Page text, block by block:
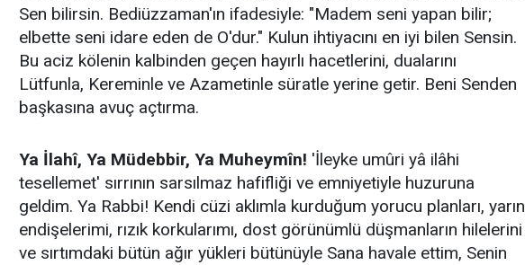
Sen bilirsin. Bediüzzaman'ın ifadesiyle: "Madem seni yapan bilir;
elbette seni idare eden de O'dur." Kulun ihtiyacını en iyi bilen Sensin.
Bu aciz kölenin kalbinden geçen hayırlı hacetlerini, dualarını
Lütfunla, Kereminle ve Azametinle süratle yerine getir. Beni Senden
başkasına avuç açtırma.
Ya İlahî, Ya Müdebbir, Ya Muheymîn! 'İleyke umûri yâ ilâhi
tesellemet' sırrının sarsılmaz hafifliği ve emniyetiyle huzuruna
geldim. Ya Rabbi! Kendi cüzi aklımla kurduğum yorucu planları, yarın
endişelerimi, rızık korkularımı, dost görünümlü düşmanların hilelerini
ve sırtımdaki bütün ağır yükleri bütünüyle Sana havale ettim, Senin